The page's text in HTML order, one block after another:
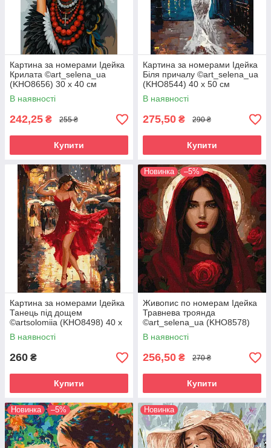
Картина за номерами Ідейка
Крилата ©art_selena_ua
(KHO8656) 30 х 40 см
В наявності
242,25 ₴ 255 ₴
Купити
Картина за номерами Ідейка
Біля причалу ©art_selena_ua
(KHO8544) 40 х 50 см
В наявності
275,50 ₴ 290 ₴
Купити
Картина за номерами Ідейка
Танець під дощем
©artsolomiia (KHO8498) 40 х
50 см
В наявності
260 ₴
Купити
Новинка –5%
Живопис по номерам Ідейка
Травнева троянда
©art_selena_ua (KHO8578)
40 х 40 см
В наявності
256,50 ₴ 270 ₴
Купити
Новинка –5% Новинка